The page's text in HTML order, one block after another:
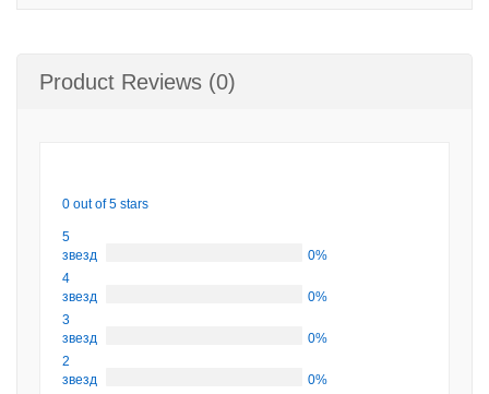
Product Reviews (0)
0 out of 5 stars
5
звезд
0%
4
звезд
0%
3
звезд
0%
2
звезд
0%